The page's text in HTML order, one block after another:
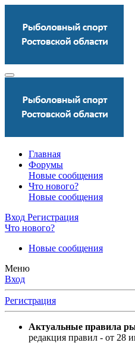
Главная
Форумы
Новые сообщения
Что нового?
Новые сообщения
Вход Регистрация
Что нового?
Новые сообщения
Меню
Вход
Регистрация
Актуальные правила
редакция правил - от 28